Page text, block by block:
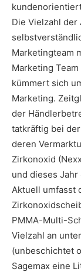
Die Vielzahl
Marketingteam
Marketing
kümmert sich
Marketing.
der
tatkräftig bei
deren
Zirkonoxid
und dieses
Aktuell umfasst
PMMA-Multi-
Vielzahl an
(unbeschichtet
Sagemax eine